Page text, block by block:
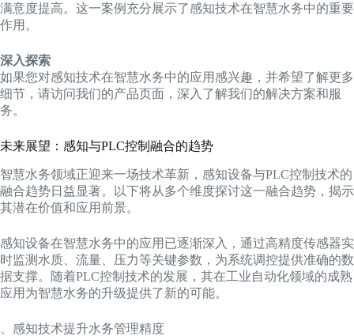
满意度提高。这一案例充分展示了感知技术在智慧水务中的重要
作用。
深入探索
如果您对感知技术在智慧水务中的应用感兴趣，并希望了解更多
细节，请访问我们的产品页面，深入了解我们的解决方案和服
务。
未来展望：感知与PLC控制融合的趋势
智慧水务领域正迎来一场技术革新，感知设备与PLC控制技术的
融合趋势日益显著。以下将从多个维度探讨这一融合趋势，揭示
其潜在价值和应用前景。
感知设备在智慧水务中的应用已逐渐深入，通过高精度传感器实
时监测水质、流量、压力等关键参数，为系统调控提供准确的数
据支撑。随着PLC控制技术的发展，其在工业自动化领域的成熟
应用为智慧水务的升级提供了新的可能。
、感知技术提升水务管理精度